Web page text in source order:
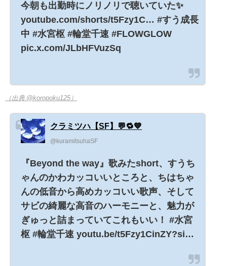
今朝も出勤時にノリノリで聴いていた✨
youtube.com/shorts/t5Fzy1C… #すう成長
中 #水宮枢 #輪堂千速 #FLOWGLOW
pic.x.com/JLbHFVuzSq
（出典 @koropoku125）
クラミツハ【SF】💬🔁💙
@kuramitsuhaSF
『Beyond the way』歌みたshort、すうち
ゃんのかわカッコいいところと、ちはちゃ
んの低音から高めカッコいい歌声、そして
サビの綺麗な高音のハーモニーと、魅力が
ぎゅっと詰まっていてこれもいい！ #水宮
枢 #輪堂千速 youtu.be/t5Fzy1CinZY?si…